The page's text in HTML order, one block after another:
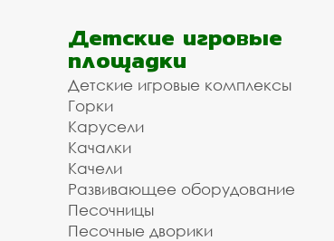
Детские игровые
площадки
Детские игровые комплексы
Горки
Карусели
Качалки
Качели
Развивающее оборудование
Песочницы
Песочные дворики